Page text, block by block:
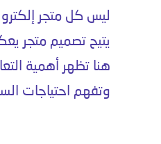
ليس كل متجر
يتيح تصميم متجر
هنا تظهر أهمية
وتفهم احتياجات